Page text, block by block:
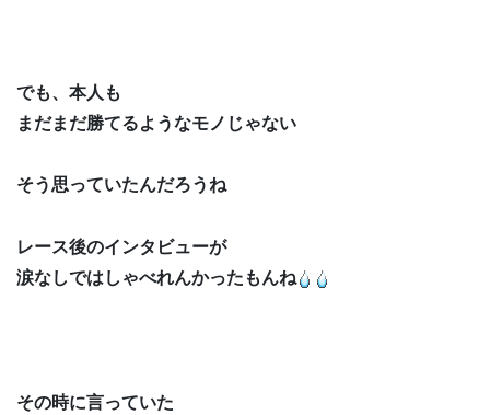
でも、本人も
まだまだ勝てるようなモノじゃない
そう思っていたんだろうね
レース後のインタビューが
涙なしではしゃべれんかったもんね
その時に言っていた